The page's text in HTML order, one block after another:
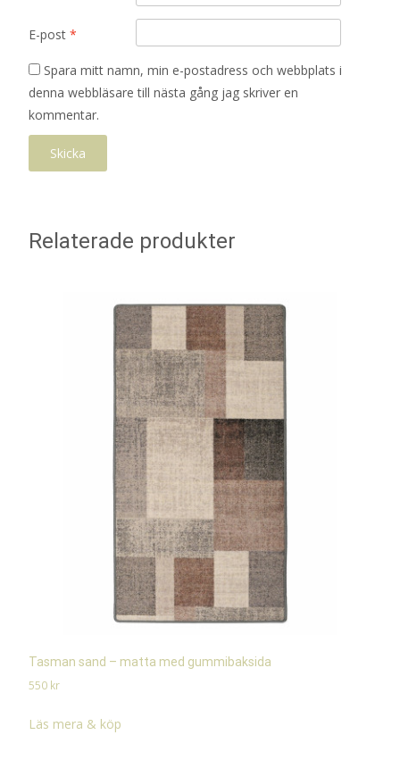
E-post *
Spara mitt namn, min e-postadress och webbplats i
denna webbläsare till nästa gång jag skriver en
kommentar.
Relaterade produkter
Tasman sand – matta med gummibaksida
550 kr
Läs mera & köp